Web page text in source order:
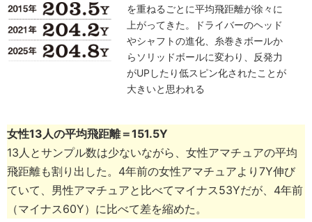
を重ねるごとに平均飛距離が徐々に
上がってきた。ドライバーのヘッド
やシャフトの進化、糸巻きボールか
らソリッドボールに変わり、反発力
がUPしたり低スピン化されたことが
大きいと思われる
女性13人の平均飛距離＝151.5Y
13人とサンプル数は少ないながら、女性アマチュアの平均
飛距離も割り出した。4年前の女性アマチュアより7Y伸び
ていて、男性アマチュアと比べてマイナス53Yだが、4年前
（マイナス60Y）に比べて差を縮めた。